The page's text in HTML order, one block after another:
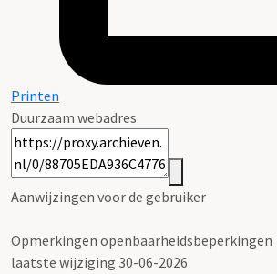
Printen
Duurzaam webadres
Aanwijzingen voor de gebruiker
Opmerkingen openbaarheidsbeperkingen
laatste wijziging 30-06-2026